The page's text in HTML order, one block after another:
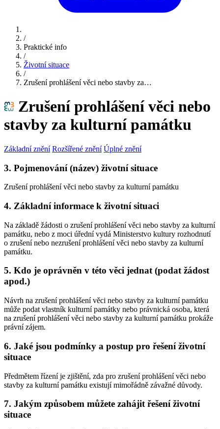
/
Praktické info
/
Životní situace
/
Zrušení prohlášení věci nebo stavby za…
Zrušení prohlášení věci nebo
stavby za kulturní památku
Základní znění Rozšířené znění Úplné znění
3. Pojmenování (název) životní situace
Zrušení prohlášení věci nebo stavby za kulturní památku
4. Základní informace k životní situaci
Na základě žádosti o zrušení prohlášení věci nebo stavby za kulturní
památku, nebo z moci úřední vydá Ministerstvo kultury rozhodnutí
o zrušení nebo nezrušení prohlášení věci nebo stavby za kulturní
památku.
5. Kdo je oprávněn v této věci jednat (podat žádost
apod.)
Návrh na zrušení prohlášení věci nebo stavby za kulturní památku
může podat vlastník kulturní památky nebo právnická osoba, která
na zrušení prohlášení věci nebo stavby za kulturní památku prokáže
právní zájem.
6. Jaké jsou podmínky a postup pro řešení životní
situace
Předmětem řízení je zjištění, zda pro zrušení prohlášení věci nebo
stavby za kulturní památku existují mimořádně závažné důvody.
7. Jakým způsobem můžete zahájit řešení životní
situace